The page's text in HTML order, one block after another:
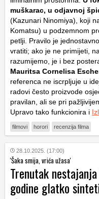
muškarac, u odjavnoj
(Kazunari Ninomiya), koji
Komatsu) u podzemnom
petlji. Pravilo je
vratiti; ako je ne primijeti,
razumijemo, je i bez
Mauritsa Cornelisa
referenca ne iscrpljuje u
radovi često proizvode
pravilan, ali se pri
Upravo tako funkcionira i
filmovi horori recenzija filma
28.10.2025. (17:00)
'Šaka smija, vrića užasa'
Trenutak
godine glatko